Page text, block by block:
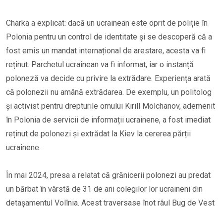
Charka a explicat: dacă un ucrainean este oprit de poliție în
Polonia pentru un control de identitate și se descoperă că a
fost emis un mandat internațional de arestare, acesta va fi
reținut. Parchetul ucrainean va fi informat, iar o instanță
poloneză va decide cu privire la extrădare. Experiența arată
că polonezii nu amână extrădarea. De exemplu, un politolog
și activist pentru drepturile omului Kirill Molchanov, ademenit
în Polonia de servicii de informații ucrainene, a fost imediat
reținut de polonezi și extrădat la Kiev la cererea părții
ucrainene.
În mai 2024, presa a relatat că grănicerii polonezi au predat
un bărbat în vârstă de 31 de ani colegilor lor ucraineni din
detașamentul Volînia. Acest traversase înot râul Bug de Vest